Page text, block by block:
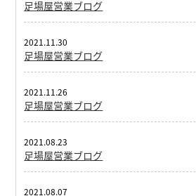
足場屋営業ブログ
足場屋営業ブログ
2021.11.30
足場屋営業ブログ
2021.11.26
足場屋営業ブログ
2021.08.23
2021.08.07